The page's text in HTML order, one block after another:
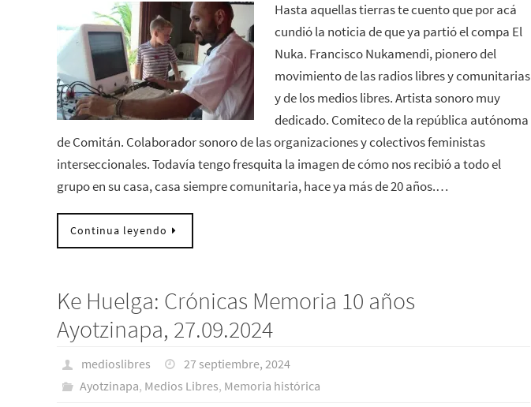
Hasta aquellas tierras te cuento que por acá
cundió la noticia de que ya partió el compa El
Nuka. Francisco Nukamendi, pionero del
movimiento de las radios libres y comunitarias
y de los medios libres. Artista sonoro muy
dedicado. Comiteco de la república autónoma
de Comitán. Colaborador sonoro de las organizaciones y colectivos feministas
interseccionales. Todavía tengo fresquita la imagen de cómo nos recibió a todo el
grupo en su casa, casa siempre comunitaria, hace ya más de 20 años.…
Continua leyendo
Ke Huelga: Crónicas Memoria 10 años
Ayotzinapa, 27.09.2024
medioslibres
27 septiembre, 2024
Ayotzinapa, Medios Libres, Memoria histórica